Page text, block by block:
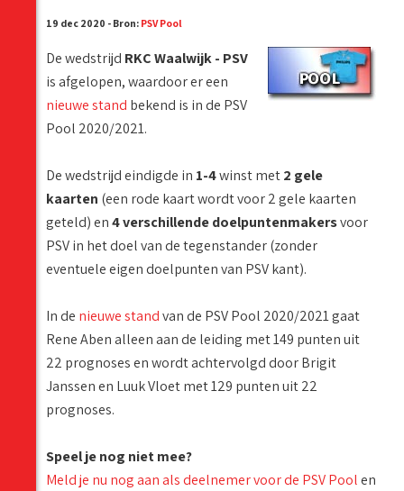
19 dec 2020 - Bron: PSV Pool
De wedstrijd RKC Waalwijk - PSV
is afgelopen, waardoor er een
nieuwe stand bekend is in de PSV
Pool 2020/2021.
De wedstrijd eindigde in 1-4winst met2 gele
kaarten (een rode kaart wordt voor 2 gele kaarten
geteld) en4 verschillende doelpuntenmakersvoor
PSV in het doel van de tegenstander (zonder
eventuele eigen doelpunten van PSV kant).
In de nieuwe standvan de PSV Pool 2020/2021 gaat
Rene Aben alleen aan de leiding met 149 punten uit
22 prognoses en wordt achtervolgd door Brigit
Janssen en Luuk Vloet met 129 punten uit 22
prognoses.
Speel je nog niet mee?
Meld je nu nog aan als deelnemer voor de PSV Poolen